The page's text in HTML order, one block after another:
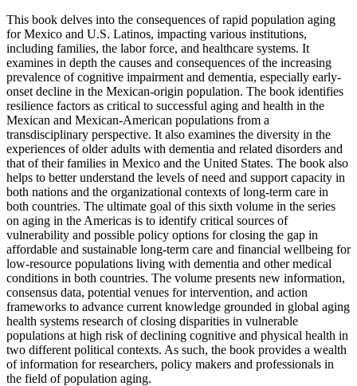
This book delves into the consequences of rapid population aging
for Mexico and U.S. Latinos, impacting various institutions,
including families, the labor force, and healthcare systems. It
examines in depth the causes and consequences of the increasing
prevalence of cognitive impairment and dementia, especially early-
onset decline in the Mexican-origin population. The book identifies
resilience factors as critical to successful aging and health in the
Mexican and Mexican-American populations from a
transdisciplinary perspective. It also examines the diversity in the
experiences of older adults with dementia and related disorders and
that of their families in Mexico and the United States. The book also
helps to better understand the levels of need and support capacity in
both nations and the organizational contexts of long-term care in
both countries. The ultimate goal of this sixth volume in the series
on aging in the Americas is to identify critical sources of
vulnerability and possible policy options for closing the gap in
affordable and sustainable long-term care and financial wellbeing for
low-resource populations living with dementia and other medical
conditions in both countries. The volume presents new information,
consensus data, potential venues for intervention, and action
frameworks to advance current knowledge grounded in global aging
health systems research of closing disparities in vulnerable
populations at high risk of declining cognitive and physical health in
two different political contexts. As such, the book provides a wealth
of information for researchers, policy makers and professionals in
the field of population aging.